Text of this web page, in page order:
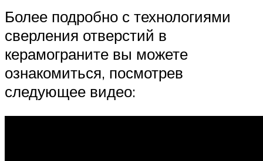
Более подробно с технологиями
сверления отверстий в
керамограните вы можете
ознакомиться, посмотрев
следующее видео: